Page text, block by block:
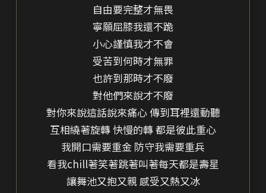
自由要完整才無畏
寧願屈膝我還不跪
小心謹慎我才不會
受苦到何時才無罪
也許到那時才不廢
對他們來說才不廢
對你來說這話說來痛心 傳到耳裡還動聽
互相繞著旋轉 快慢的轉 都是彼此重心
我開口需要重金 防守我需要重兵
看我chill著笑著跳著叫著每天都是壽星
讓舞池又抱又親 感受又熱又冰